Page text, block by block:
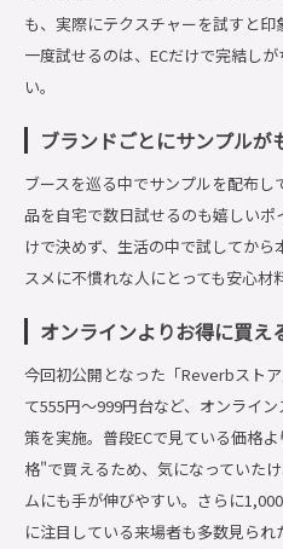
も、実際にテクスチャーを試すと
一度試せるのは、ECだけで完結し
い。
ブランドごとにサンプルが
ブースを巡る中でサンプルを配布
品を自宅で数日試せるのも嬉しい
けで決めず、生活の中で試してか
スメに不慣れな人にとっても安心材
オンラインよりお得に買え
今回初公開となった「Reverbスト
て555円〜999円台など、オンライ
策を実施。普段ECで見ている価格
格"で買えるため、気になっていた
ムにも手が伸びやすい。さらに
に注目している来場者も多数見られ